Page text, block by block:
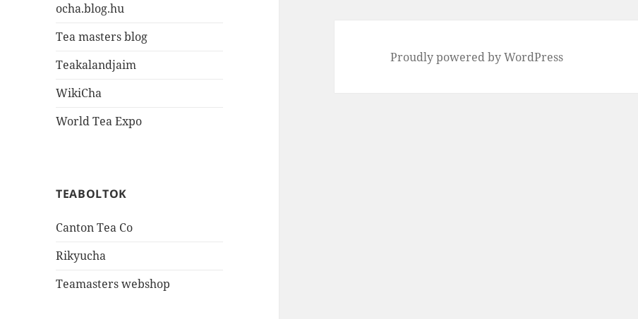
ocha.blog.hu
Tea masters blog
Teakalandjaim
WikiCha
World Tea Expo
TEABOLTOK
Canton Tea Co
Rikyucha
Teamasters webshop
Proudly powered by WordPress